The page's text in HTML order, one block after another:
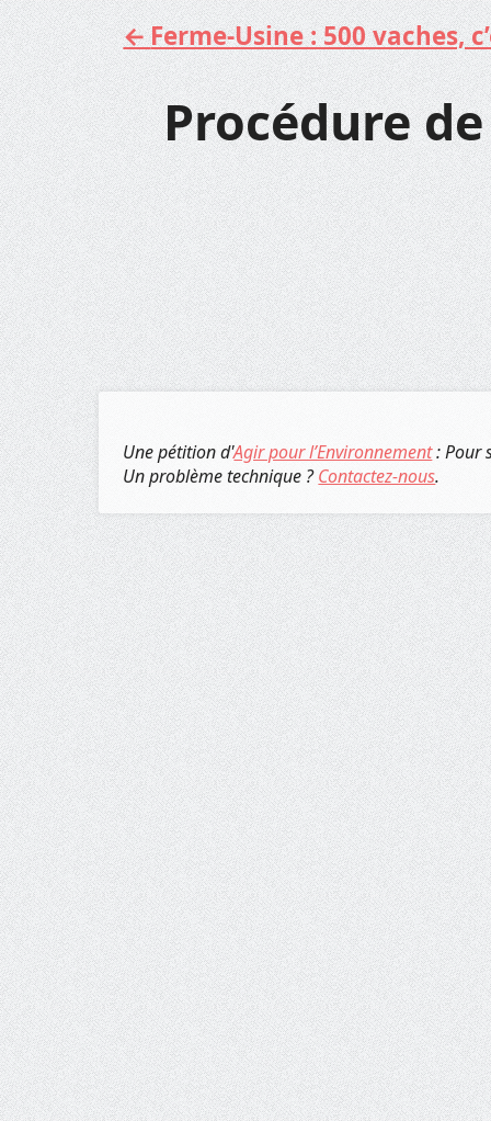
Aller
au
contenu
Ferme-Usine : 500 vaches,
Procédure
Une pétition d'Agir pour l’Environnement: Pour
Un problème technique ?Contactez-nous.